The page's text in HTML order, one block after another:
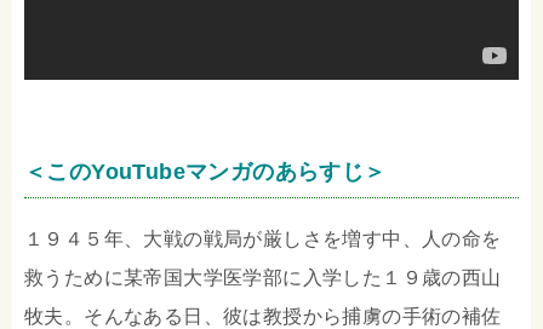
＜このYouTubeマンガのあらすじ＞
１９４５年、大戦の戦局が厳しさを増す中、人の命を
救うために某帝国大学医学部に入学した１９歳の西山
牧夫。そんなある日、彼は教授から捕虜の手術の補佐